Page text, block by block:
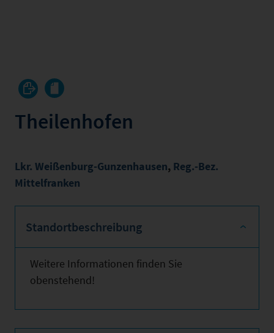
Theilenhofen
Lkr. Weißenburg-Gunzenhausen, Reg.-Bez.
Mittelfranken
Standortbeschreibung
Weitere Informationen finden Sie
obenstehend!